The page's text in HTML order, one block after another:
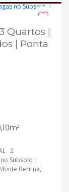
Desocupado
Quartos |
| Ponta
AL 2
Subsolo |
Berrine,